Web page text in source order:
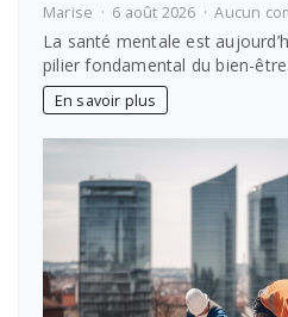
Marise 6 août 2026 Aucun
La santé mentale est
pilier fondamental du bien-
En savoir plus